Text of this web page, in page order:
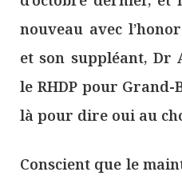
nouveau avec
et son suppléant, Dr
le RHDP pour Grand-
là pour dire oui au
Conscient que le